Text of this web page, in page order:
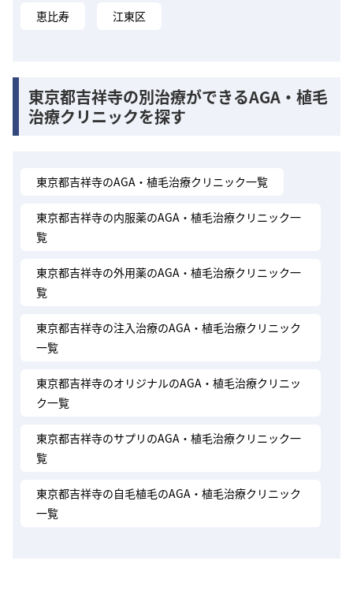
恵比寿 江東区
東京都吉祥寺の別治療ができるAGA・植毛
治療クリニックを探す
東京都吉祥寺のAGA・植毛治療クリニック一覧
東京都吉祥寺の内服薬のAGA・植毛治療クリニック一
覧
東京都吉祥寺の外用薬のAGA・植毛治療クリニック一
覧
東京都吉祥寺の注入治療のAGA・植毛治療クリニック
一覧
東京都吉祥寺のオリジナルのAGA・植毛治療クリニッ
ク一覧
東京都吉祥寺のサプリのAGA・植毛治療クリニック一
覧
東京都吉祥寺の自毛植毛のAGA・植毛治療クリニック
一覧